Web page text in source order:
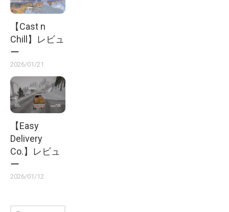
【Cast n
Chill】レビュ
ー
2026/01/21
【Easy
Delivery
Co.】レビュ
ー
2026/01/12